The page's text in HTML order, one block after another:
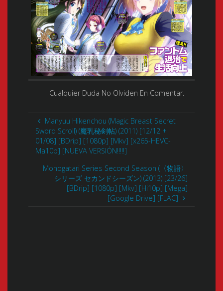
Cualquier Duda No Olviden En Comentar.
Manyuu Hikenchou (Magic Breast Secret
Sword Scroll) (魔乳秘剣帖) (2011) [12/12 +
01/08] [BDrip] [1080p] [Mkv] [x265-HEVC-
Ma10p] [NUEVA VERSIÓN!!!!!]
Monogatari Series Second Season (〈物語〉
シリーズ セカンドシーズン) (2013) [23/26]
[BDrip] [1080p] [Mkv] [Hi10p] [Mega]
[Google Drive] [FLAC]